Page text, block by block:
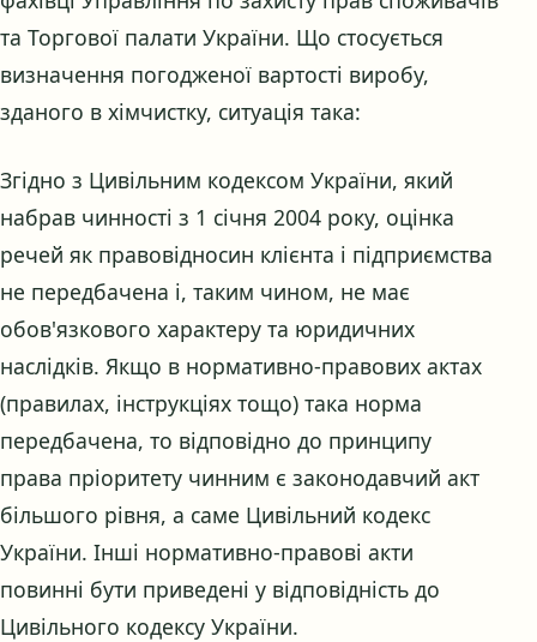
та Торгової палати України. Що стосується
визначення погодженої вартості виробу,
зданого в хімчистку, ситуація така:
Згідно з Цивільним кодексом України, який
набрав чинності з 1 січня 2004 року, оцінка
речей як правовідносин клієнта і підприємства
не передбачена і, таким чином, не має
обов'язкового характеру та юридичних
наслідків. Якщо в нормативно-правових актах
(правилах, інструкціях тощо) така норма
передбачена, то відповідно до принципу
права пріоритету чинним є законодавчий акт
більшого рівня, а саме Цивільний кодекс
України. Інші нормативно-правові акти
повинні бути приведені у відповідність до
Цивільного кодексу України.